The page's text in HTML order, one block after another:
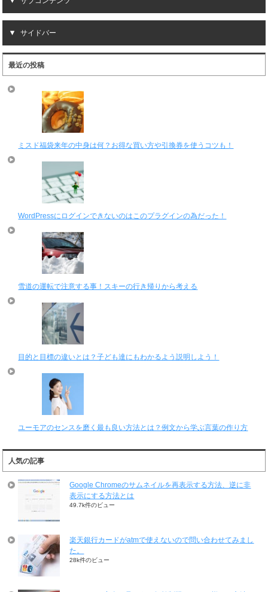
サイドバー
最近の投稿
ミスド福袋来年の中身は何？お得な買い方や引換券を使うコツも！
WordPressにログインできないのはこのプラグインの為だった！
雪道の運転で注意する事！スキーの行き帰りから考える
目的と目標の違いとは？子ども達にもわかるよう説明しよう！
ユーモアのセンスを磨く最も良い方法とは？例文から学ぶ言葉の作り方
人気の記事
Google Chromeのサムネイルを再表示する方法、逆に非
表示にする方法とは
49.7k件のビュー
楽天銀行カードがatmで使えないので問い合わせてみまし
た。
28k件のビュー